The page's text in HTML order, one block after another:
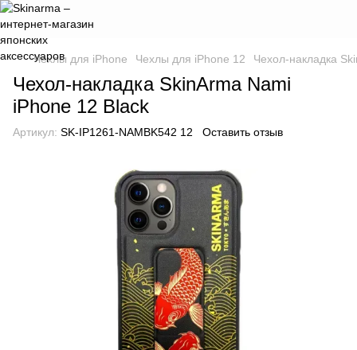
Чехлы для iPhone Чехлы для iPhone 12 Чехол-накладка
Чехол-накладка SkinArma Nami
iPhone 12 Black
Артикул: SK-IP1261-NAMBK542 12 Оставить отзыв